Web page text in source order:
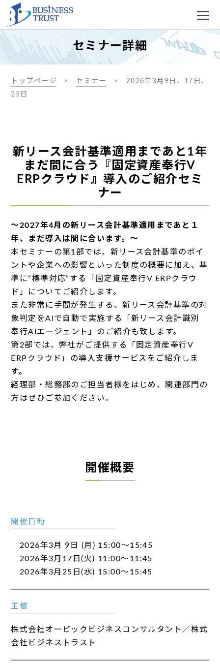
セミナー詳細
トップページ セミナー
2026年3月9日、17日、
25日
新リース会計基準適用まであと1年
まだ間に合う『固定資産奉行V
ERPクラウド』導入のご紹介セミ
ナー
～2027年4月の新リース会計基準適用まであと１
年、まだ導入は間に合います。～
本セミナーの第1部では、新リース会計基準のポイ
ントや企業への影響といった制度の概要に加え、基
準に“標準対応”する「固定資産奉行V ERPクラウ
ド」についてご紹介します。
また非常に手間が発生する、新リース会計基準の対
象判定をAIで自動で実施する「新リース会計識別
奉行AIエージェント」のご紹介も致します。
第2部では、弊社がご提供する「固定資産奉行V
ERPクラウド」の導入支援サービスをご紹介しま
す。
経理部・総務部のご担当者様をはじめ、関連部門の
方はぜひご参加ください。
開催概要
開催日時
2026年3月 9日 (月) 15:00～15:45
2026年3月17日(火) 11:00～11:45
2026年3月25日(水) 15:00～15:45
主催
株式会社オービックビジネスコンサルタント／株式
会社ビジネストラスト